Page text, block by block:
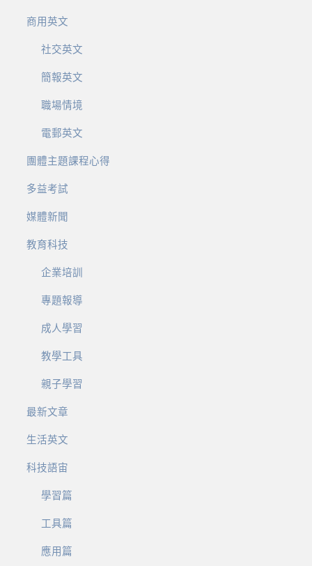
商用英文
社交英文
簡報英文
職場情境
電郵英文
團體主題課程心得
多益考試
媒體新聞
教育科技
企業培訓
專題報導
成人學習
教學工具
親子學習
最新文章
生活英文
科技語宙
學習篇
工具篇
應用篇